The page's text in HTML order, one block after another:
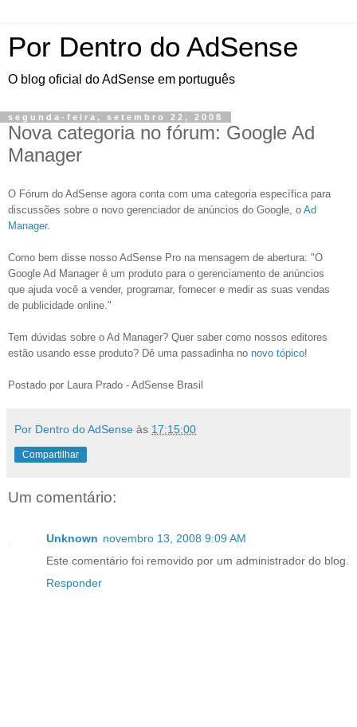
Por Dentro do AdSense
O blog oficial do AdSense em português
segunda-feira, setembro 22, 2008
Nova categoria no fórum: Google Ad
Manager
O Fórum do AdSense agora conta com uma categoria específica para
discussões sobre o novo gerenciador de anúncios do Google, o Ad
Manager.
Como bem disse nosso AdSense Pro na mensagem de abertura: "O
Google Ad Manager é um produto para o gerenciamento de anúncios
que ajuda você a vender, programar, fornecer e medir as suas vendas
de publicidade online."
Tem dúvidas sobre o Ad Manager? Quer saber como nossos editores
estão usando esse produto? Dê uma passadinha no novo tópico!
Postado por Laura Prado - AdSense Brasil
Por Dentro do AdSense às 17:15:00
Compartilhar
Um comentário:
Unknown novembro 13, 2008 9:09 AM
Este comentário foi removido por um administrador do blog.
Responder